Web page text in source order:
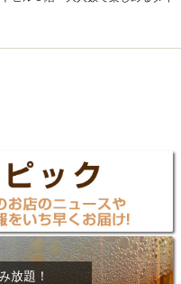
放題！